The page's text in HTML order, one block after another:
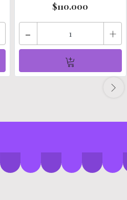
$110.000
- +